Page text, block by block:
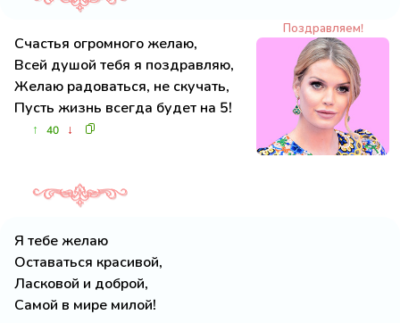
Поздравляем!
Счастья огромного желаю,
Всей душой тебя я поздравляю,
Желаю радоваться, не скучать,
Пусть жизнь всегда будет на 5!
↑ 40 ↓
Я тебе желаю
Оставаться красивой,
Ласковой и доброй,
Самой в мире милой!